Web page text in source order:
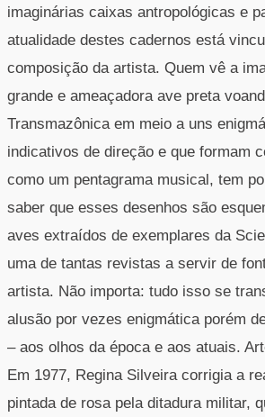
imaginárias caixas antropológicas e
atualidade destes cadernos está
composição da artista. Quem vê a
grande e ameaçadora ave preta
Transmazônica em meio a uns
indicativos de direção e que formam
como um pentagrama musical, tem
saber que esses desenhos são
aves extraídos de exemplares da
uma de tantas revistas a servir de
artista. Não importa: tudo isso se
alusão por vezes enigmática porém
– aos olhos da época e aos atuais.
Em 1977, Regina Silveira corrigia a
pintada de rosa pela ditadura militar,